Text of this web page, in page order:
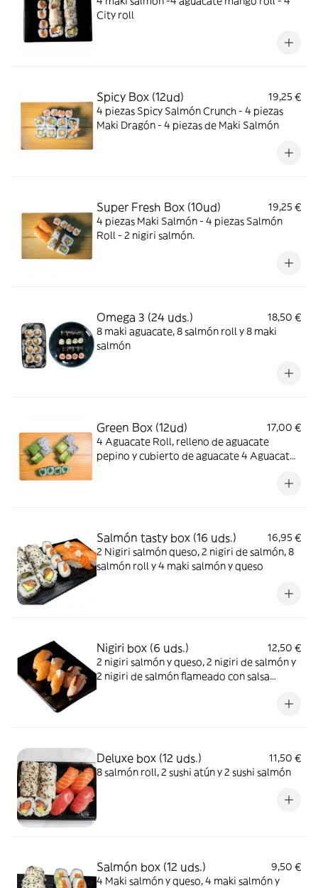
City roll
Spicy Box (12ud)
19,25 €
4 piezas Spicy Salmón Crunch - 4 piezas
Maki Dragón - 4 piezas de Maki Salmón
Super Fresh Box (10ud)
19,25 €
4 piezas Maki Salmón - 4 piezas Salmón
Roll - 2 nigiri salmón.
Omega 3 (24 uds.)
18,50 €
8 maki aguacate, 8 salmón roll y 8 maki
salmón
Green Box (12ud)
17,00 €
4 Aguacate Roll, relleno de aguacate
pepino y cubierto de aguacate 4 Aguacate
cubierto de sésamo blanco y negro 4 maki
Salmón tasty box (16 uds.)
16,95 €
2 Nigiri salmón queso, 2 nigiri de salmón, 8
salmón roll y 4 maki salmón y queso
Nigiri box (6 uds.)
12,50 €
2 nigiri salmón y queso, 2 nigiri de salmón y
2 nigiri de salmón flameado con salsa
Deluxe box (12 uds.)
11,50 €
8 salmón roll, 2 sushi atún y 2 sushi salmón
Salmón box (12 uds.)
9,50 €
4 Maki salmón y queso, 4 maki salmón y